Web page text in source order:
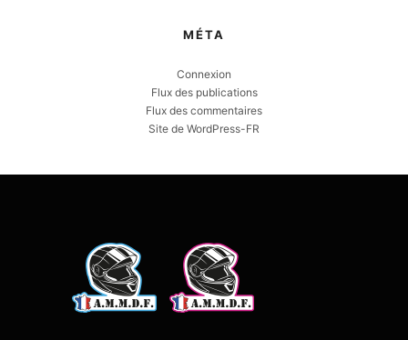
MÉTA
Connexion
Flux des publications
Flux des commentaires
Site de WordPress-FR